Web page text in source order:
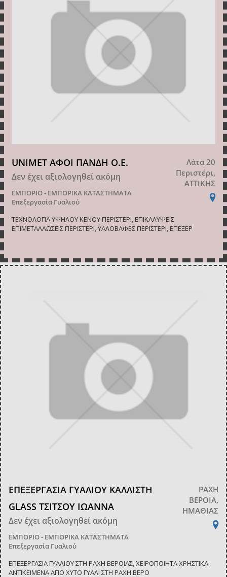
UNIMET ΑΦΟΙ ΠΑΝΔΗ Ο.Ε.
Δεν έχει αξιολογηθεί ακόμη
ΕΜΠΟΡΙΟ - ΕΜΠΟΡΙΚΑ ΚΑΤΑΣΤΗΜΑΤΑ
Επεξεργασία Γυαλιού
Λάτα 20
Περιστέρι,
ΑΤΤΙΚΗΣ
ΤΕΧΝΟΛΟΓΙΑ ΥΨΗΛΟΥ ΚΕΝΟΥ ΠΕΡΙΣΤΕΡΙ, ΕΠΙΚΑΛΥΨΕΙΣ
ΕΠΙΜΕΤΑΛΛΩΣΕΙΣ ΠΕΡΙΣΤΕΡΙ, ΥΑΛΟΒΑΦΕΣ ΠΕΡΙΣΤΕΡΙ, ΕΠΕΞΕΡ
ΕΠΕΞΕΡΓΑΣΙΑ ΓΥΑΛΙΟΥ ΚΑΛΛΙΣΤΗ
GLASS ΤΣΙΤΣΟΥ ΙΩΑΝΝΑ
Δεν έχει αξιολογηθεί ακόμη
ΕΜΠΟΡΙΟ - ΕΜΠΟΡΙΚΑ ΚΑΤΑΣΤΗΜΑΤΑ
Επεξεργασία Γυαλιού
ΡΑΧΗ
ΒΕΡΟΙΑ,
ΗΜΑΘΙΑΣ
ΕΠΕΞΕΡΓΑΣΙΑ ΓΥΑΛΙΟΥ ΣΤΗ ΡΑΧΗ ΒΕΡΟΙΑΣ, ΧΕΙΡΟΠΟΙΗΤΑ ΧΡΗΣΤΙΚΑ
ΑΝΤΙΚΕΙΜΕΝΑ ΑΠΟ ΧΥΤΟ ΓΥΑΛΙ ΣΤΗ ΡΑΧΗ ΒΕΡΟ